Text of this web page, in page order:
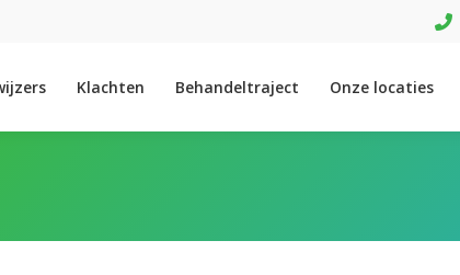
Klachten Behandeltraject Onze locaties